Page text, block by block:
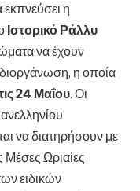
η
Ιστορικό Ράλλυ
να έχουν
διοργάνωση, η οποία
24 Μαΐου. Οι
να διατηρήσουν με
Μέσες Ωριαίες
ειδικών